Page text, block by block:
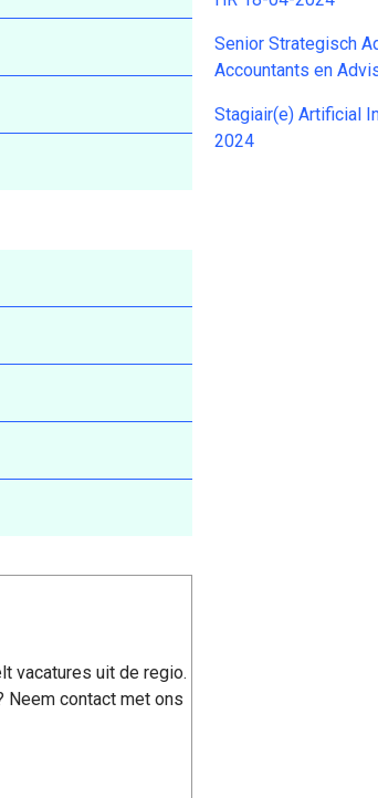
vacatures uit de regio.
contact met ons
Senior Strategisch
Accountants en
Stagiair(e) Artificial
2024